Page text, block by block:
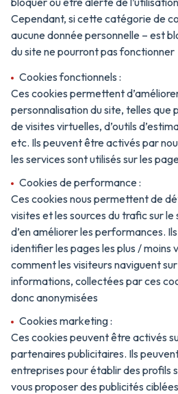
Cependant, si cette catégorie de
aucune donnée personnelle – est
du site ne pourront pas fonctionner
Cookies fonctionnels :
Ces cookies permettent
personnalisation du site, telles que
de visites virtuelles, d’outils
etc. Ils peuvent être activés par
les services sont utilisés sur les
Cookies de performance :
Ces cookies nous permettent de
visites et les sources du trafic sur le
d’en améliorer les performances.
identifier les pages les plus / moins
comment les visiteurs naviguent
informations, collectées par ces
donc anonymisées
Cookies marketing :
Ces cookies peuvent être activés
partenaires publicitaires. Ils
entreprises pour établir des profils
vous proposer des publicités